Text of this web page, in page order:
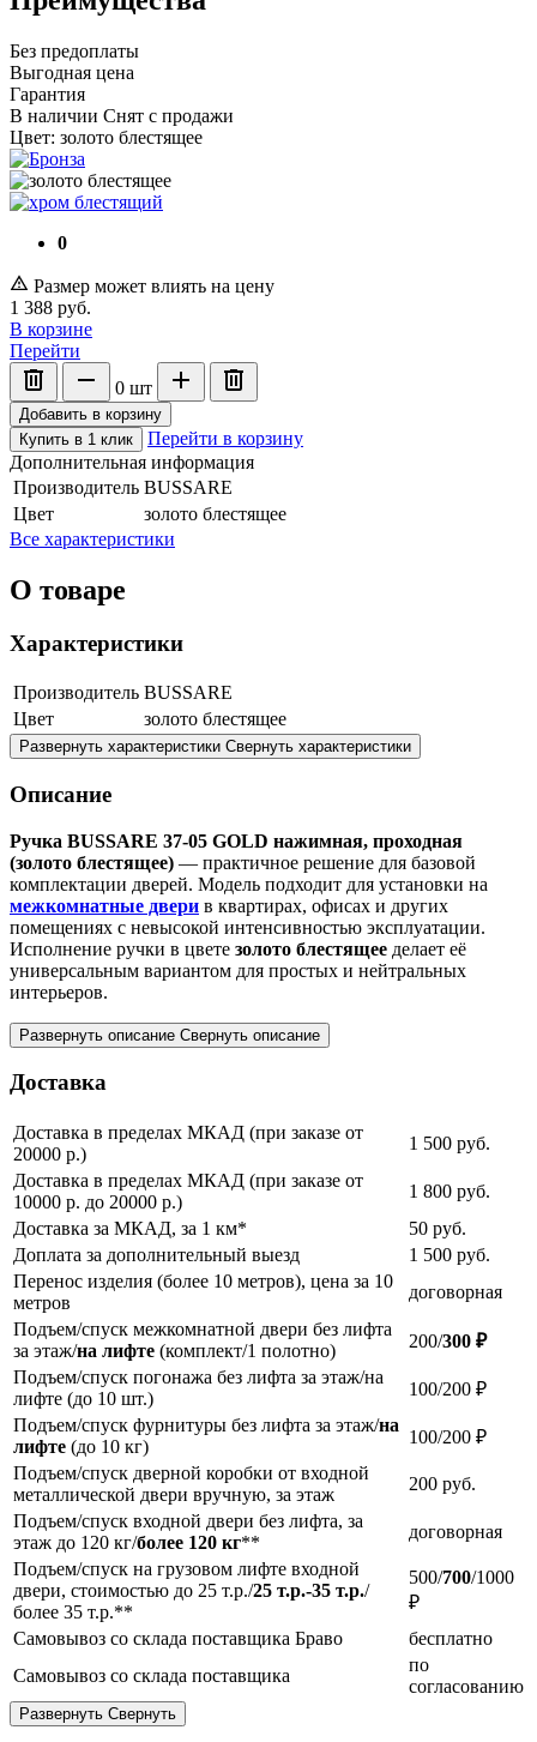
Без предоплаты
Выгодная цена
Гарантия
В наличии Снят с продажи
Цвет: золото блестящее
0
Размер может влиять на цену
1 388 руб.
В корзине
Перейти
0 шт
Добавить в корзину
Купить в 1 клик
Перейти в корзину
Дополнительная информация
Производитель BUSSARE
Цвет
золото блестящее
Все характеристики
О товаре
Характеристики
Производитель BUSSARE
Цвет
золото блестящее
Развернуть характеристики Свернуть характеристики
Описание
Ручка BUSSARE 37-05 GOLD нажимная, проходная
(золото блестящее) — практичное решение для базовой
комплектации дверей. Модель подходит для установки на
межкомнатные двери в квартирах, офисах и других
помещениях с невысокой интенсивностью эксплуатации.
Исполнение ручки в цвете золото блестящее делает её
универсальным вариантом для простых и нейтральных
интерьеров.
Развернуть описание Свернуть описание
Доставка
Доставка в пределах МКАД (при заказе от
20000 р.)
1 500 руб.
Доставка в пределах МКАД (при заказе от
10000 р. до 20000 р.)
1 800 руб.
Доставка за МКАД, за 1 км*
50 руб.
Доплата за дополнительный выезд
1 500 руб.
Перенос изделия (более 10 метров), цена за 10
метров
договорная
Подъем/спуск межкомнатной двери без лифта
за этаж/на лифте (комплект/1 полотно) 200/300 ₽
Подъем/спуск погонажа без лифта за этаж/на
лифте (до 10 шт.)
100/200 ₽
Подъем/спуск фурнитуры без лифта за этаж/на
лифте (до 10 кг)
100/200 ₽
Подъем/спуск дверной коробки от входной
металлической двери вручную, за этаж
200 руб.
Подъем/спуск входной двери без лифта, за
этаж до 120 кг/более 120 кг**
договорная
Подъем/спуск на грузовом лифте входной
двери, стоимостью до 25 т.р./25 т.р.-35 т.р./
более 35 т.р.**
500/700/1000
₽
Самовывоз со склада поставщика Браво
бесплатно
Самовывоз со склада поставщика
по
согласованию
Развернуть Свернуть